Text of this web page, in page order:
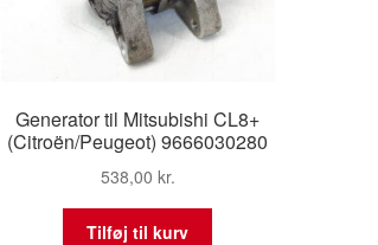
Generator til Mitsubishi CL8+
(Citroën/Peugeot) 9666030280
538,00 kr.
Tilføj til kurv